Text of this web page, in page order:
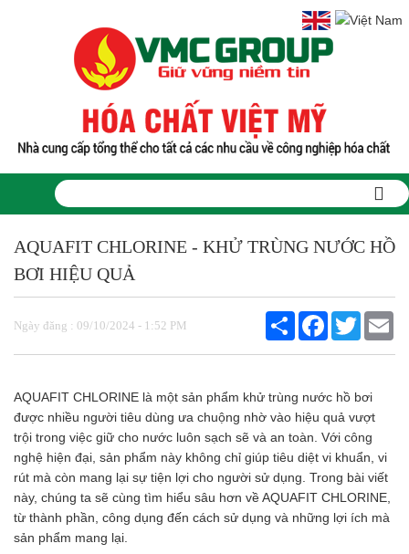
Sản phẩm
PHỤ GIA THỰC PHẨM
Tinh bột biến tính
Hương liệu thực phẩm
Chất phụ gia chống đông vón
Chất phụ gia tạo cấu trúc
Chất phụ gia bảo quản
Chất phụ gia nem giò chả
Chất phụ gia bún mì phở
Chất phụ gia bánh kẹo kem
Chất phụ gia nước giải khát
Chất phụ gia xúc xích
AQUAFIT CHLORINE - KHỬ TRÙNG NƯỚC HỒ
BƠI HIỆU QUẢ
Ngày đăng : 09/10/2024 - 1:52 PM
Share FacebookTwitter
AQUAFIT CHLORINE là một sản phẩm khử trùng nước hồ bơi
được nhiều người tiêu dùng ưa chuộng nhờ vào hiệu quả vượt
trội trong việc giữ cho nước luôn sạch sẽ và an toàn. Với công
nghệ hiện đại, sản phẩm này không chỉ giúp tiêu diệt vi khuẩn, vi
rút mà còn mang lại sự tiện lợi cho người sử dụng. Trong bài viết
này, chúng ta sẽ cùng tìm hiểu sâu hơn về AQUAFIT CHLORINE,
từ thành phần, công dụng đến cách sử dụng và những lợi ích mà
sản phẩm mang lại.